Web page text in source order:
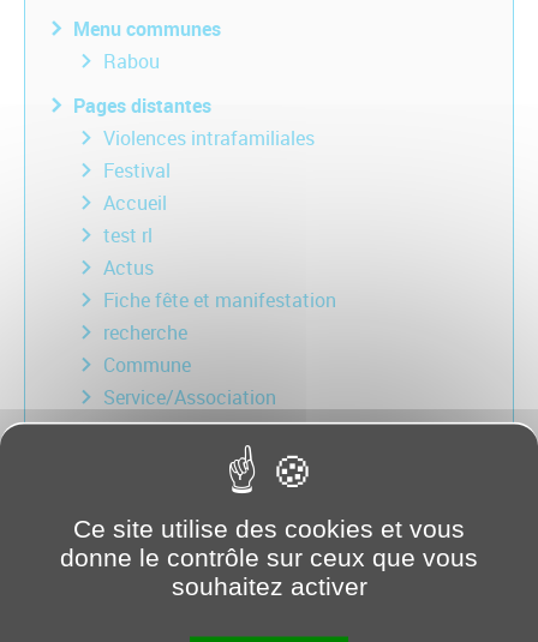
Menu communes
Rabou
Pages distantes
Violences intrafamiliales
Festival
Accueil
test rl
Actus
Fiche fête et manifestation
recherche
Commune
Service/Association
Inscription/désinscription newsletter
Vidéos et documents partagés
Votre demande de renseignements
Page non trouvée
Cookies
Modèles de page
Ce site utilise des cookies et vous
donne le contrôle sur ceux que vous
souhaitez activer